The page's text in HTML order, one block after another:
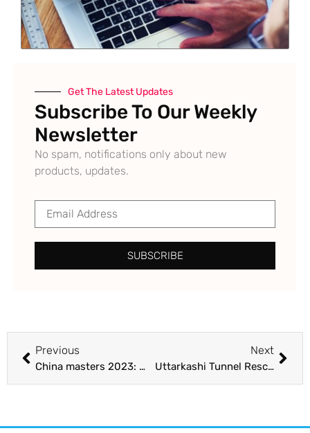
Get The Latest Updates
Subscribe To Our Weekly
Newsletter
No spam, notifications only about new
products, updates.
SUBSCRIBE
Previous
China masters 2023: ਸਾਤਵਿਕ ਤੇ ਚਿਰਾਗ ਦੀ ਜੋੜੀ ਚੀਨ ਮਾਸਟਰਜ਼ ਦੇ ਸੈਮੀਫਾਈਨਲ ’ਚ ਪੁੱਜੀ
Next
Uttarkashi Tunnel Rescue : ਸੁਰੰਗ ‘ਚ ਫਸੇ ਮਜ਼ਦੂਰਾਂ ਦਾ ਇਸ ਤਰ੍ਹਾਂ ਹੋਵੇਗਾ ਰੈਸਕਿਊ, ਸਾਹਮਣੇ ਆਈ ਵੀਡੀਓ